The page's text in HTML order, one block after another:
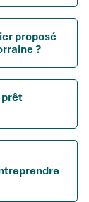
proposé
?
prêt